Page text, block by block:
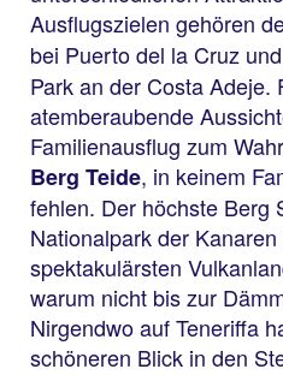
Ausflugszielen gehören
bei Puerto del la Cruz
Park an der Costa Adeje.
atemberaubende
Familienausflug zum
Berg Teide, in keinem
fehlen. Der höchste Berg
Nationalpark der
spektakulärsten
warum nicht bis zur
Nirgendwo auf Teneriffa
schöneren Blick in den